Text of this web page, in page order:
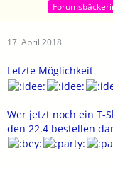
17. April 2018
Letzte Möglichkeit
Wer jetzt noch ein T-
den 22.4 bestellen